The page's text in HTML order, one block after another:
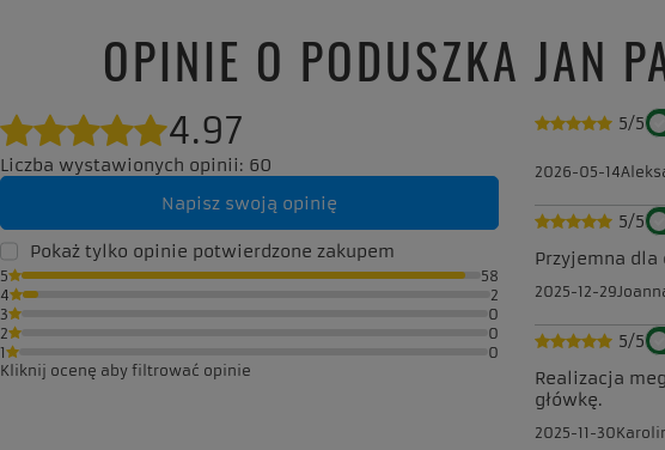
OPINIE O PODUSZKA JAN
4.97
Liczba wystawionych opinii: 60
Napisz swoją opinię
Pokaż tylko opinie potwierdzone zakupem
5
58
4
2
3
0
2
0
1
0
Kliknij ocenę aby filtrować opinie
5/5
2026-05-14
5/5
Przyjemna
2025-12-29
5/5
Realizacja
główkę.
2025-11-30